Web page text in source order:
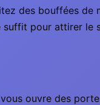
des bouffées
suffit pour attirer le
ouvre des